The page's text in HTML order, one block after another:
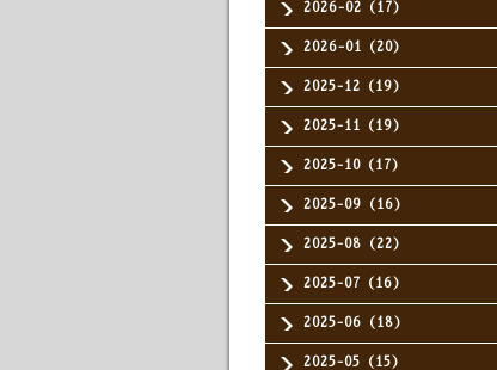
2026-02（17）
2026-01（20）
2025-12（19）
2025-11（19）
2025-10（17）
2025-09（16）
2025-08（22）
2025-07（16）
2025-06（18）
2025-05（15）